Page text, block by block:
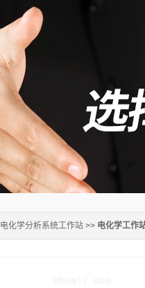
电化学分析系统工作站 >> 电化学工作